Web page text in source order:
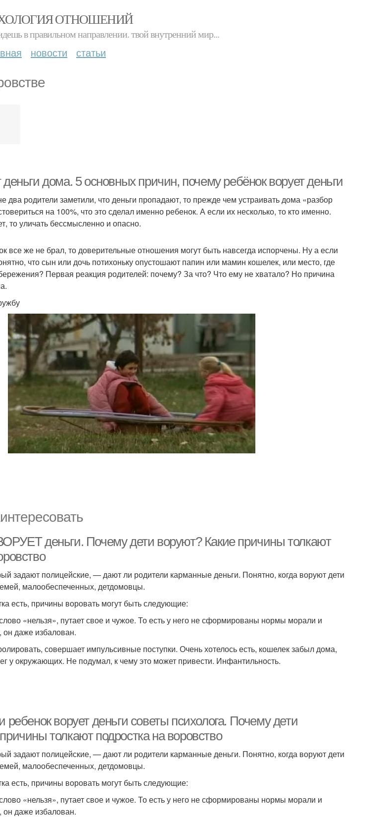
ОТНОШЕНИЙ
в правильном направлении. твой внутренний мир...
новости статьи
деньги дома. 5 основных причин, почему ребёнок ворует деньги
два родители заметили, что деньги пропадают, то прежде чем устраивать дома «разбор
на 100%, что это сделал именно ребенок. А если их несколько, то кто именно.
то уличать бессмысленно и опасно.
все же не брал, то доверительные отношения могут быть навсегда испорчены. Ну а если
что сын или дочь потихоньку опустошают папин или мамин кошелек, или место, где
Первая реакция родителей: почему? За что? Что ему не хватало? Но причина
деньги. Почему дети воруют? Какие причины толкают
задают полицейские, — дают ли родители карманные деньги. Понятно, когда воруют дети
малообеспеченных, детдомовцы.
есть, причины воровать могут быть следующие:
«нельзя», путает свое и чужое. То есть у него не сформированы нормы морали и
даже избалован.
совершает импульсивные поступки. Очень хотелось есть, кошелек забыл дома,
у окружающих. Не подумал, к чему это может привести. Инфантильность.
ребенок ворует деньги советы психолога. Почему дети
толкают подростка на воровство
задают полицейские, — дают ли родители карманные деньги. Понятно, когда воруют дети
малообеспеченных, детдомовцы.
есть, причины воровать могут быть следующие:
«нельзя», путает свое и чужое. То есть у него не сформированы нормы морали и
даже избалован.